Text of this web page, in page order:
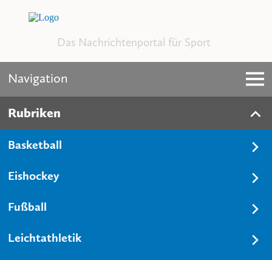
Das Nachrichtenportal für Sport
Navigation
Rubriken
Basketball
Eishockey
Fußball
Leichtathletik